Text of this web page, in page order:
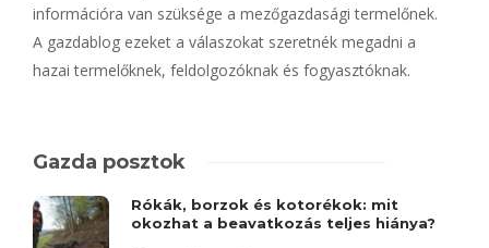
információra van szüksége a mezőgazdasági termelőnek.
A gazdablog ezeket a válaszokat szeretnék megadni a
hazai termelőknek, feldolgozóknak és fogyasztóknak.
Gazda posztok
Rókák, borzok és kotorékok: mit
okozhat a beavatkozás teljes hiánya?